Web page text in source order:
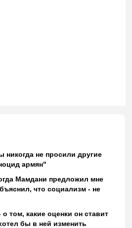
не просили другие
армян"
Мамдани предложил мне
что социализм - не
том, какие оценки он ставит
бы в ней изменить